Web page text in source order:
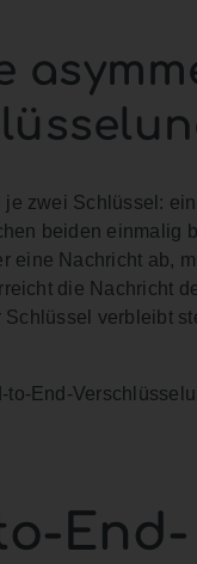
zwei Schlüssel:
beiden einmalig
eine Nachricht ab,
die Nachricht
verbleibt
End-
End-